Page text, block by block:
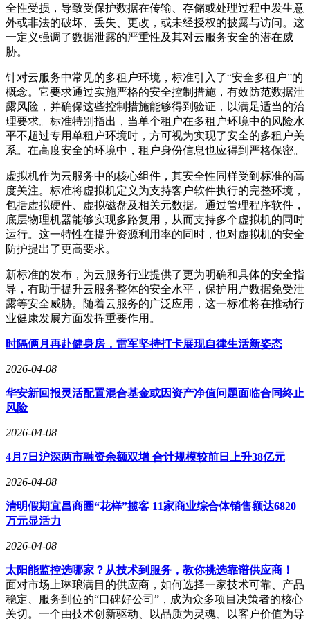
全性受损，导致受保护数据在传输、存储或处理过程中发生意
外或非法的破坏、丢失、更改，或未经授权的披露与访问。这
一定义强调了数据泄露的严重性及其对云服务安全的潜在威
胁。
针对云服务中常见的多租户环境，标准引入了“安全多租户”的
概念。它要求通过实施严格的安全控制措施，有效防范数据泄
露风险，并确保这些控制措施能够得到验证，以满足适当的治
理要求。标准特别指出，当单个租户在多租户环境中的风险水
平不超过专用单租户环境时，方可视为实现了安全的多租户关
系。在高度安全的环境中，租户身份信息也应得到严格保密。
虚拟机作为云服务中的核心组件，其安全性同样受到标准的高
度关注。标准将虚拟机定义为支持客户软件执行的完整环境，
包括虚拟硬件、虚拟磁盘及相关元数据。通过管理程序软件，
底层物理机器能够实现多路复用，从而支持多个虚拟机的同时
运行。这一特性在提升资源利用率的同时，也对虚拟机的安全
防护提出了更高要求。
新标准的发布，为云服务行业提供了更为明确和具体的安全指
导，有助于提升云服务整体的安全水平，保护用户数据免受泄
露等安全威胁。随着云服务的广泛应用，这一标准将在推动行
业健康发展方面发挥重要作用。
时隔俩月再赴健身房，雷军坚持打卡展现自律生活新姿态
2026-04-08
华安新回报灵活配置混合基金或因资产净值问题面临合同终止
风险
2026-04-08
4月7日沪深两市融资余额双增 合计规模较前日上升38亿元
2026-04-08
清明假期宜昌商圈“花样”揽客 11家商业综合体销售额达6820
万元显活力
2026-04-08
太阳能监控选哪家？从技术到服务，教你挑选靠谱供应商！
面对市场上琳琅满目的供应商，如何选择一家技术可靠、产品
稳定、服务到位的“口碑好公司”，成为众多项目决策者的核心
关切。一个由技术创新驱动、以品质为灵魂、以客户价值为导